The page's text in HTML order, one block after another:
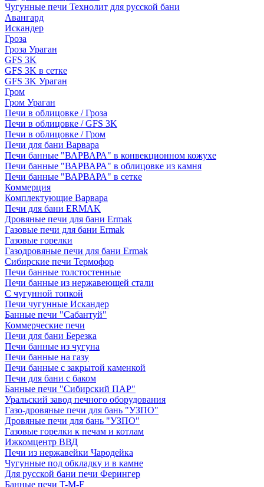
Чугунные печи Технолит для русской бани
Авангард
Искандер
Гроза
Гроза Ураган
GFS 3K
GFS 3K в сетке
GFS 3K Ураган
Гром
Гром Ураган
Печи в облицовке / Гроза
Печи в облицовке / GFS 3K
Печи в облицовке / Гром
Печи для бани Варвара
Печи банные "ВАРВАРА" в конвекционном кожухе
Печи банные "ВАРВАРА" в облицовке из камня
Печи банные "ВАРВАРА" в сетке
Коммерция
Комплектующие Варвара
Печи для бани ERMAK
Дровяные печи для бани Ermak
Газовые печи для бани Ermak
Газовые горелки
Газодровяные печи для бани Ermak
Сибирские печи Термофор
Печи банные толстостенные
Печи банные из нержавеющей стали
С чугунной топкой
Печи чугунные Искандер
Банные печи "Сабантуй"
Коммерческие печи
Печи для бани Березка
Печи банные из чугуна
Печи банные на газу
Печи банные с закрытой каменкой
Печи для бани с баком
Банные печи "Сибирский ПАР"
Уральский завод печного оборудования
Газо-дровяные печи для бань "УЗПО"
Дровяные печи для бань "УЗПО"
Газовые горелки к печам и котлам
Ижкомцентр ВВД
Печи из нержавейки Чародейка
Чугунные под обкладку и в камне
Для русской бани печи Ферингер
Банные печи T-M-F